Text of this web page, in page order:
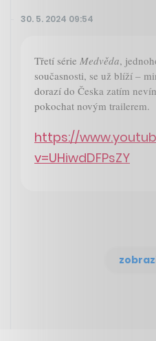
30. 5. 2024 09:54
Třetí série Medvěda,
současnosti, se už blíží –
dorazí do Česka zatím
pokochat novým trailerem.
https://
v=UHiwdDFPsZY